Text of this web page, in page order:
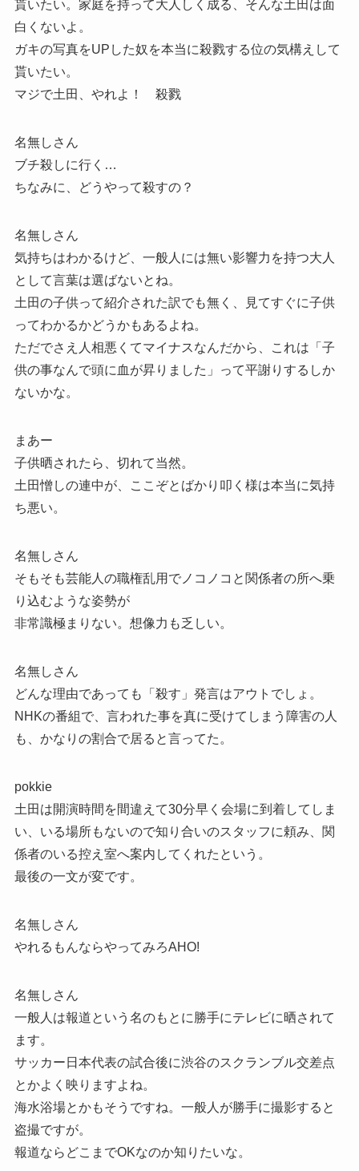
貰いたい。家庭を持って大人しく成る、そんな土田は面
白くないよ。
ガキの写真をUPした奴を本当に殺戮する位の気構えして
貰いたい。
マジで土田、やれよ！ 殺戮
名無しさん
ブチ殺しに行く…
ちなみに、どうやって殺すの？
名無しさん
気持ちはわかるけど、一般人には無い影響力を持つ大人
として言葉は選ばないとね。
土田の子供って紹介された訳でも無く、見てすぐに子供
ってわかるかどうかもあるよね。
ただでさえ人相悪くてマイナスなんだから、これは「子
供の事なんで頭に血が昇りました」って平謝りするしか
ないかな。
まあー
子供晒されたら、切れて当然。
土田憎しの連中が、ここぞとばかり叩く様は本当に気持
ち悪い。
名無しさん
そもそも芸能人の職権乱用でノコノコと関係者の所へ乗
り込むような姿勢が
非常識極まりない。想像力も乏しい。
名無しさん
どんな理由であっても「殺す」発言はアウトでしょ。
NHKの番組で、言われた事を真に受けてしまう障害の人
も、かなりの割合で居ると言ってた。
pokkie
土田は開演時間を間違えて30分早く会場に到着してしま
い、いる場所もないので知り合いのスタッフに頼み、関
係者のいる控え室へ案内してくれたという。
最後の一文が変です。
名無しさん
やれるもんならやってみろAHO!
名無しさん
一般人は報道という名のもとに勝手にテレビに晒されて
ます。
サッカー日本代表の試合後に渋谷のスクランブル交差点
とかよく映りますよね。
海水浴場とかもそうですね。一般人が勝手に撮影すると
盗撮ですが。
報道ならどこまでOKなのか知りたいな。